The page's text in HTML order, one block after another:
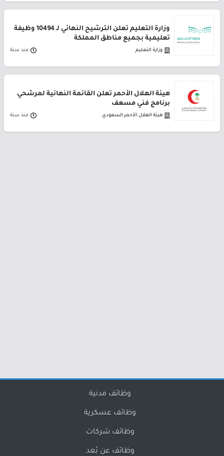
وزارة التعليم تعلن الترشيح النهائي لـ 10494 وظيفة
تعليمية بجميع مناطق المملكة
وزارة التعليم منذ سنة
هيئة الهلال الأحمر تعلن القائمة النهائية لمرشحي
برنامج فني مسعف
هيئة الهلال الأحمر السعودي منذ سنة
وظائف مدنية
وظائف عسكرية
وظائف شركات
وظائف عن بُعد